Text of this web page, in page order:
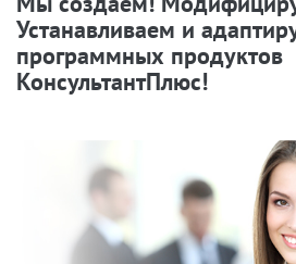
Устанавливаем и
программных продуктов
КонсультантПлюс!